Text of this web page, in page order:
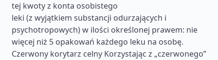
tej kwoty z konta osobistego
leki (z wyjątkiem substancji odurzających i
psychotropowych) w ilości określonej prawem: nie
więcej niż 5 opakowań każdego leku na osobę.
Czerwony korytarz celny Korzystając z „czerwonego”